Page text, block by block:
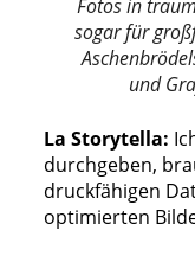
Fotos in
sogar für
und
La Storytella:
durchgeben,
druckfähigen
optimierten